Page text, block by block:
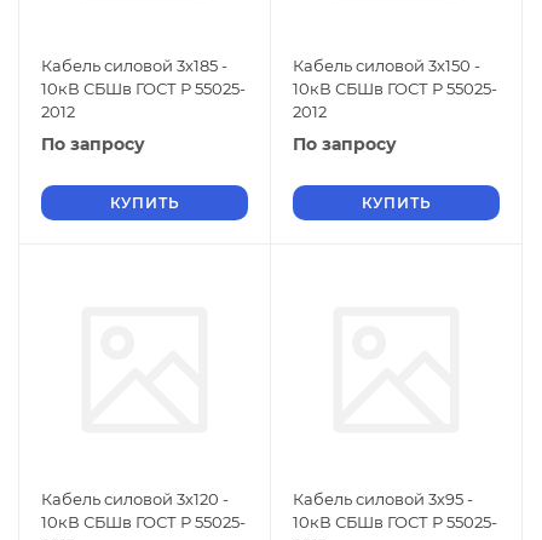
Кабель силовой 3х185 -
10кВ СБШв ГОСТ Р 55025-
2012
По запросу
КУПИТЬ
Кабель силовой 3х150 -
10кВ СБШв ГОСТ Р 55025-
2012
По запросу
КУПИТЬ
Кабель силовой 3х120 -
10кВ СБШв ГОСТ Р 55025-
Кабель силовой 3х95 -
10кВ СБШв ГОСТ Р 55025-